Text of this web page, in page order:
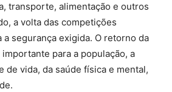
transporte, alimentação e outros
a volta das competições
segurança exigida. O retorno da
para a população, a
de vida, da saúde física e mental,